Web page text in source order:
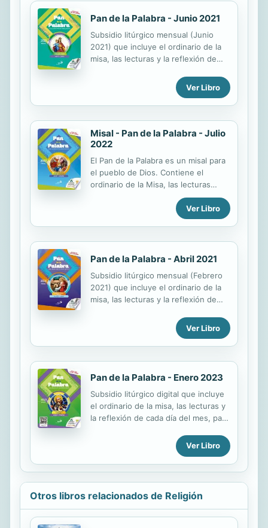
Pan de la Palabra - Junio 2021
Subsidio litúrgico mensual (Junio
2021) que incluye el ordinario de la
misa, las lecturas y la reflexión de
fieles, catequistas, religiosos y
sacerdotes puedan prepararse
adecuadamente para la celebración
de la Eucaristía. Incluye: • Ordinario
de la Misa • Lectio Divina • Santo
Rosario • Santo del día • Oracional •
Misericordia • Viacrucis
Ver Libro
Misal - Pan de la Palabra - Julio
2022
El Pan de la Palabra es un misal para
el pueblo de Dios. Contiene el
ordinario de la Misa, las lecturas
diarias, reflexiones siguiendo el
método de la lectio divina, un
oracional acorde con el tiempo
difuntos. - Para los sacerdotes y
ministros de la Palabra constituye un
para la celebración eucarística. - Para
los fieles sirve de ayuda en la
meditación orante de la Palabra.
Ver Libro
Pan de la Palabra - Abril 2021
Subsidio litúrgico mensual (Febrero
2021) que incluye el ordinario de la
misa, las lecturas y la reflexión de
fieles, catequistas, religiosos y
sacerdotes puedan prepararse
adecuadamente para la celebración
de la Eucaristía. Incluye: • Ordinario
Rosario • Santo del día • Oracional •
Bendicional • Oraciones de la
Misericordia • Viacrucis
Ver Libro
Pan de la Palabra - Enero 2023
Subsidio litúrgico digital que incluye
el ordinario de la misa, las lecturas y
la reflexión de cada día del mes, para
religiosos y sacerdotes puedan
prepararse adecuadamente para la
celebración de la Eucaristía. Incluye:
• Santo Rosario • Santo del día •
Oracional • Bendicional • Oraciones
Ver Libro
Otros libros relacionados de Religión